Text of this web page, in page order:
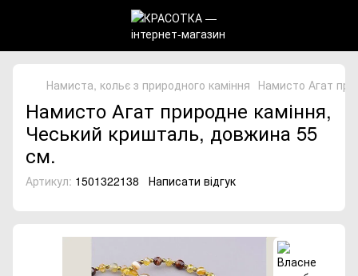
Намиста, кольє з природного каміння Намисто Агат
Намисто Агат природне каміння,
Чеський кришталь, довжина 55
см.
Артикул: 1501322138 Написати відгук